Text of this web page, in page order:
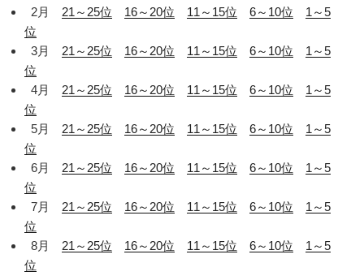
2月 21～25位 16～20位 11～15位 6～10位
1～5
位
3月 21～25位 16～20位 11～15位 6～10位
1～5
位
4月 21～25位 16～20位 11～15位 6～10位
1～5
位
5月 21～25位 16～20位 11～15位 6～10位
1～5
位
6月 21～25位 16～20位 11～15位 6～10位
1～5
位
7月 21～25位 16～20位 11～15位 6～10位
1～5
位
8月 21～25位 16～20位 11～15位 6～10位
1～5
位